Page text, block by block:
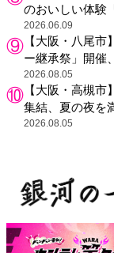
のおいしい体験
2026.06.09
【大阪・八尾
ー継承祭」開催
示も
2026.08.05
【大阪・高槻
集結、夏の夜を
2026.08.05